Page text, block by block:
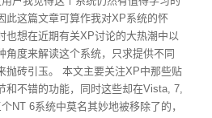
此这篇文章可算作我对XP系统的怀
也想在近期有关XP讨论的大热潮中以
角度来解读这个系统，只求提供不同
抛砖引玉。 本文主要关注XP中那些贴
和不错的功能，同时这些却在Vista, 7,
NT 6系统中莫名其妙地被移除了的，